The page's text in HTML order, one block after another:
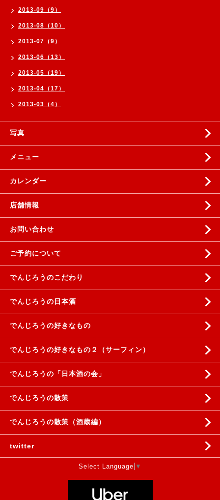
2013-09（9）
2013-08（10）
2013-07（9）
2013-06（13）
2013-05（19）
2013-04（17）
2013-03（4）
写真
メニュー
カレンダー
店舗情報
お問い合わせ
ご予約について
でんじろうのこだわり
でんじろうの日本酒
でんじろうの好きなもの
でんじろうの好きなもの２（サーフィン）
でんじろうの「日本酒の会」
でんじろうの散策
でんじろうの散策（酒蔵編）
twitter
Select Language ▼